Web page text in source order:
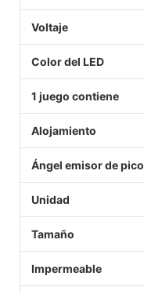
Voltaje
Color del LED
1 juego contiene
Alojamiento
Ángel emisor de pico
Unidad
Tamaño
Impermeable